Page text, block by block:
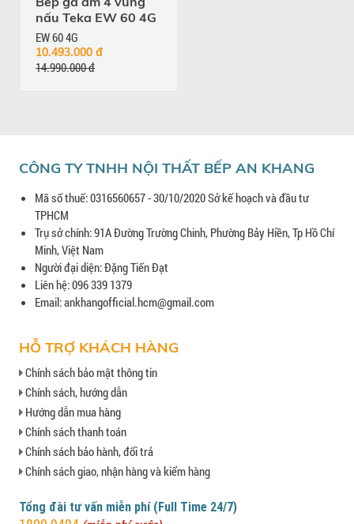
nấu Teka EW 60 4G
EW 60 4G
10.493.000 đ
14.990.000 đ
CÔNG TY TNHH NỘI THẤT BẾP AN KHANG
Mã số thuế: 0316560657 - 30/10/2020 Sở kế hoạch và đầu tư
TPHCM
Trụ sở chính: 91A Đường Trường Chinh, Phường Bảy Hiền, Tp Hồ Chí
Minh, Việt Nam
Người đại diện: Đặng Tiến Đạt
Liên hệ: 096 339 1379
Email: ankhangofficial.hcm@gmail.com
HỖ TRỢ KHÁCH HÀNG
Chính sách bảo mật thông tin
Chính sách, hướng dẫn
Hướng dẫn mua hàng
Chính sách thanh toán
Chính sách bảo hành, đổi trả
Chính sách giao, nhận hàng và kiểm hàng
Tổng đài tư vấn miễn phí (Full Time 24/7)